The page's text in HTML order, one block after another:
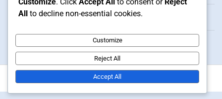
Dota 2 Twitch Drops: Reazioni della community, Distribuzione
Dota 2 Riscatti del Portafoglio Steam: Misure di sicurezza,
Sicurezza dell’account, Prevenzione delle frodi
Copyright © 2026
All to decline non-essential cookies.
Customize
Reject All
Accept All